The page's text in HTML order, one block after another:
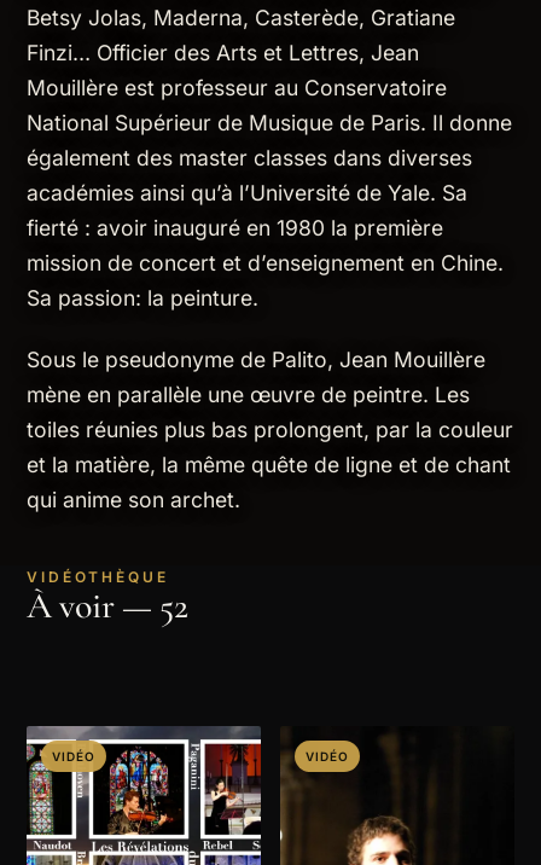
Betsy Jolas, Maderna, Casterède, Gratiane
Finzi… Officier des Arts et Lettres, Jean
Mouillère est professeur au Conservatoire
National Supérieur de Musique de Paris. Il donne
également des master classes dans diverses
académies ainsi qu’à l’Université de Yale. Sa
fierté : avoir inauguré en 1980 la première
mission de concert et d’enseignement en Chine.
Sa passion: la peinture.
Sous le pseudonyme de Palito, Jean Mouillère
mène en parallèle une œuvre de peintre. Les
toiles réunies plus bas prolongent, par la couleur
et la matière, la même quête de ligne et de chant
qui anime son archet.
VIDÉOTHÈQUE
À voir — 52
VIDÉO VIDÉO